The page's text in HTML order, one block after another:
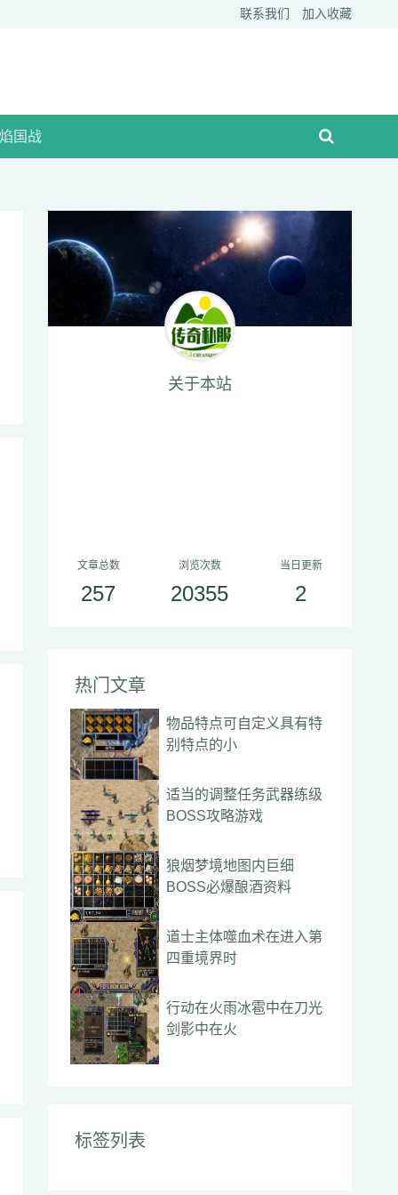
联系我们 加入收藏
国战
关于本站
文章总数
257
浏览次数
20355
当日更新
2
热门文章
物品特点可自定义具有特
别特点的小
适当的调整任务武器练级
BOSS攻略游戏
狼烟梦境地图内巨细
BOSS必爆酿酒资料
道士主体噬血术在进入第
四重境界时
行动在火雨冰雹中在刀光
剑影中在火
标签列表